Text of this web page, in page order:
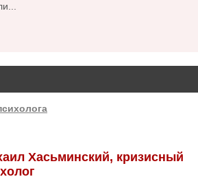
Хасьминский, кризисный